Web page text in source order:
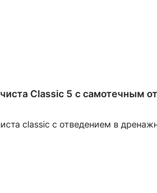
Classic 5 с самотечным